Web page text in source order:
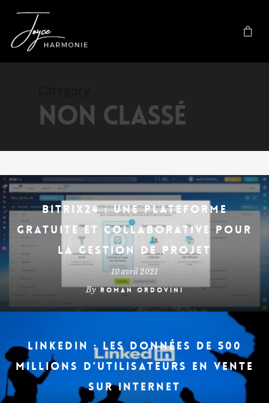
Non classé
Bitrix24 : une plateforme
gratuite et collaborative pour
la gestion de projet
10 avril 2021
By Roman Ordovini
LinkedIn : les données de 500
millions d’utilisateurs en vente
sur Internet